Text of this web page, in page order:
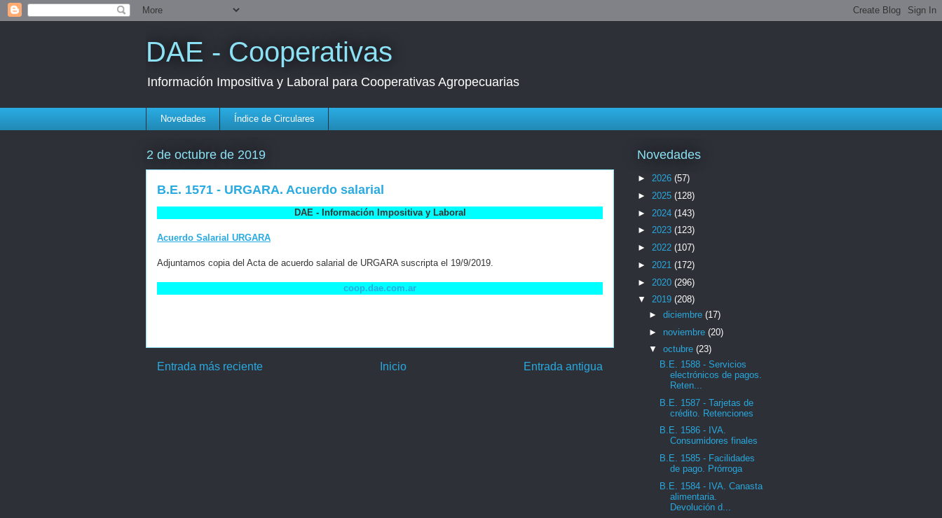
DAE - Cooperativas
Información Impositiva y Laboral para Cooperativas Agropecuarias
Novedades Índice de Circulares
2 de octubre de 2019
B.E. 1571 - URGARA. Acuerdo salarial
DAE - Información Impositiva y Laboral
Acuerdo Salarial URGARA
Adjuntamos copia del Acta de acuerdo salarial de URGARA suscripta el 19/9/2019.
coop.dae.com.ar
Entrada más reciente Entrada antigua
Inicio
Novedades
► 2026 (57)
► 2025 (128)
► 2024 (143)
► 2023 (123)
► 2022 (107)
► 2021 (172)
► 2020 (296)
▼ 2019 (208)
► diciembre (17)
► noviembre (20)
▼ octubre (23)
B.E. 1588 - Servicios
electrónicos de pagos.
Reten...
B.E. 1587 - Tarjetas de
crédito. Retenciones
B.E. 1586 - IVA.
Consumidores finales
B.E. 1585 - Facilidades
de pago. Prórroga
B.E. 1584 - IVA. Canasta
alimentaria.
Devolución d...